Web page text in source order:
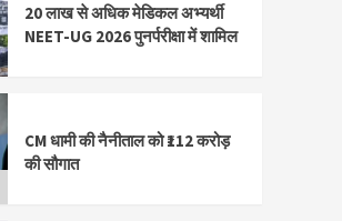
20 लाख से अधिक मेडिकल अभ्यर्थी
NEET-UG 2026 पुनर्परीक्षा में शामिल
CM धामी की नैनीताल को ₹112 करोड़
की सौगात